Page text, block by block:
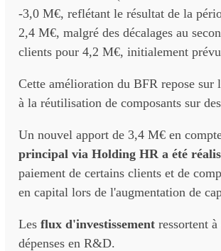
-3,0 M€, reflétant le résultat de la
2,4 M€, malgré des décalages au
clients pour 4,2 M€, initialement
Cette amélioration du BFR repose
à la réutilisation de composants sur
Un nouvel apport de 3,4 M€ en
principal via Holding HR a été
paiement de certains clients et de
en capital lors de l'augmentation de
Les flux d'investissement ressortent
dépenses en R&D.